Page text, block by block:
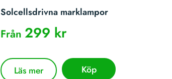
Solcellsdrivna marklampor
Från299 kr
Läs mer Köp